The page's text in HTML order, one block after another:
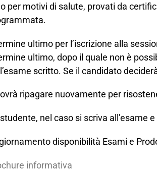
per motivi di salute, provati da
ultimo per l’iscrizione alla
ultimo, dopo il quale non è
scritto. Se il candidato
ripagare nuovamente per
nel caso si scriva all’esame
disponibilità Esami e
informativa